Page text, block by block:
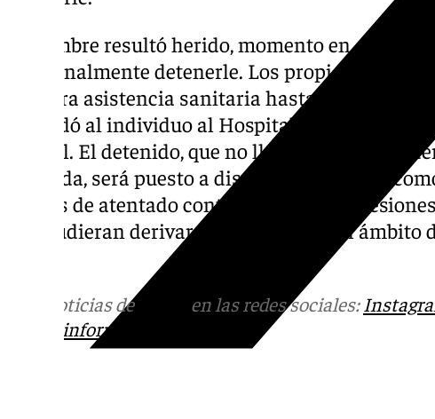
El hombre resultó herido, momento en el que
para finalmente detenerle. Los propios
primera asistencia sanitaria hasta la llegada
trasladó al individuo al Hospital de
capital. El detenido, que no llegó a poder
vivienda, será puesto a disposición judicial
delitos de atentado contra la autoridad,
que pudieran derivar de sus actos en el ámbito
Más noticias de en las redes sociales:
informativos@101tv.es